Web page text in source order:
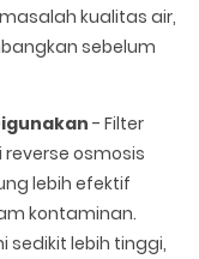
kualitas air,
sebelum
- Filter
osmosis
lebih efektif
kontaminan.
sedikit lebih tinggi,